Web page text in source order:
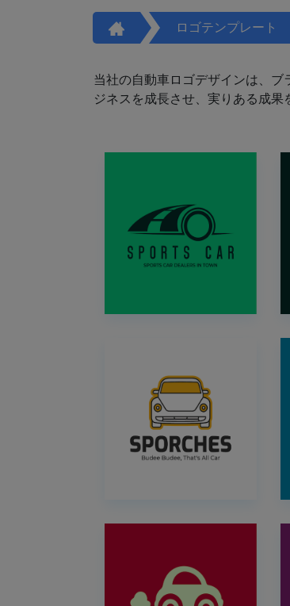
ロゴテンプレート
当社の自動車ロゴデザインは、
ジネスを成長させ、実りある成